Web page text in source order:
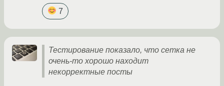
7
Тестирование показало, что сетка не
очень-то хорошо находит
некорректные посты